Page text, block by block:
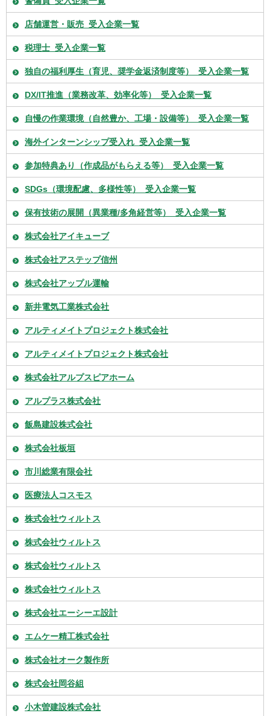
店舗運営・販売_受入企業一覧
税理士_受入企業一覧
独自の福利厚生（育児、奨学金返済制度等）_受入企業一覧
DX/IT推進（業務改革、効率化等）_受入企業一覧
自慢の作業環境（自然豊か、工場・設備等）_受入企業一覧
海外インターンシップ受入れ_受入企業一覧
参加特典あり（作成品がもらえる等）_受入企業一覧
SDGs（環境配慮、多様性等）_受入企業一覧
保有技術の展開（異業種/多角経営等）_受入企業一覧
株式会社アイキューブ
株式会社アステップ信州
株式会社アップル運輸
新井電気工業株式会社
アルティメイトプロジェクト株式会社
アルティメイトプロジェクト株式会社
株式会社アルプスピアホーム
アルプラス株式会社
飯島建設株式会社
株式会社板垣
市川総業有限会社
医療法人コスモス
株式会社ウィルトス
株式会社ウィルトス
株式会社ウィルトス
株式会社ウィルトス
株式会社エーシーエ設計
エムケー精工株式会社
株式会社オーク製作所
株式会社岡谷組
小木曽建設株式会社